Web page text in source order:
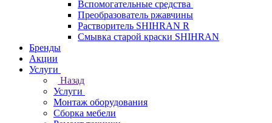
Вспомогательные средства
Преобразователь ржавчины
Растворитель SHIHRAN R
Смывка старой краски SHIHRAN
Бренды
Акции
Услуги
Назад
Услуги
Монтаж оборудования
Сборка мебели